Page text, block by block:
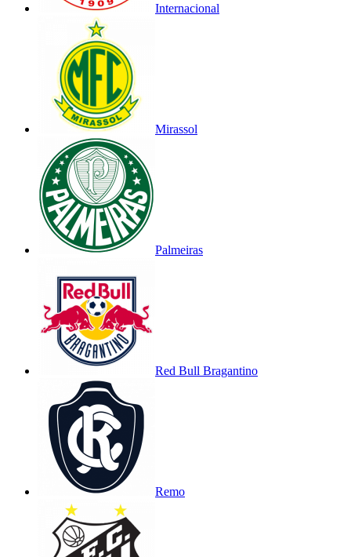
Internacional
Mirassol
Palmeiras
Red Bull Bragantino
Remo